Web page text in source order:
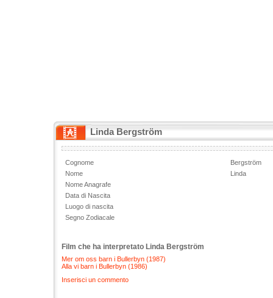
Linda Bergström
Cognome
Bergström
Nome
Linda
Nome Anagrafe
Data di Nascita
Luogo di nascita
Segno Zodiacale
Film che ha interpretato Linda Bergström
Mer om oss barn i Bullerbyn (1987)
Alla vi barn i Bullerbyn (1986)
Inserisci un commento